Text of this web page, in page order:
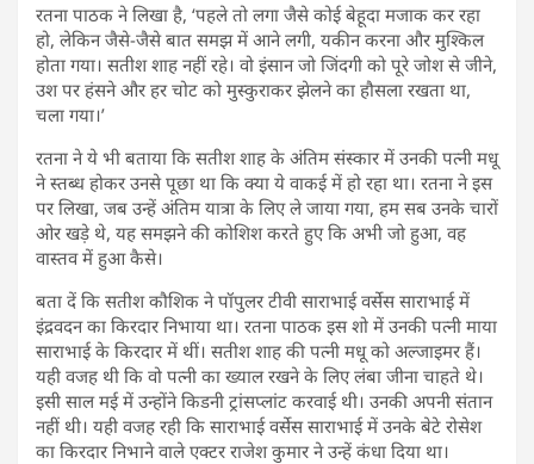
रतना पाठक ने लिखा है, ‘पहले तो लगा जैसे कोई बेहूदा मजाक कर रहा
हो, लेकिन जैसे-जैसे बात समझ में आने लगी, यकीन करना और मुश्किल
होता गया। सतीश शाह नहीं रहे। वो इंसान जो जिंदगी को पूरे जोश से जीने,
उश पर हंसने और हर चोट को मुस्कुराकर झेलने का हौसला रखता था,
चला गया।’
रतना ने ये भी बताया कि सतीश शाह के अंतिम संस्कार में उनकी पत्नी मधू
ने स्तब्ध होकर उनसे पूछा था कि क्या ये वाकई में हो रहा था। रतना ने इस
पर लिखा, जब उन्हें अंतिम यात्रा के लिए ले जाया गया, हम सब उनके चारों
ओर खड़े थे, यह समझने की कोशिश करते हुए कि अभी जो हुआ, वह
वास्तव में हुआ कैसे।
बता दें कि सतीश कौशिक ने पॉपुलर टीवी साराभाई वर्सेस साराभाई में
इंद्रवदन का किरदार निभाया था। रतना पाठक इस शो में उनकी पत्नी माया
साराभाई के किरदार में थीं। सतीश शाह की पत्नी मधू को अल्जाइमर हैं।
यही वजह थी कि वो पत्नी का ख्याल रखने के लिए लंबा जीना चाहते थे।
इसी साल मई में उन्होंने किडनी ट्रांसप्लांट करवाई थी। उनकी अपनी संतान
नहीं थी। यही वजह रही कि साराभाई वर्सेस साराभाई में उनके बेटे रोसेश
का किरदार निभाने वाले एक्टर राजेश कुमार ने उन्हें कंधा दिया था।